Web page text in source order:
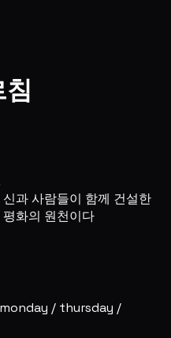
침
과 사람들이 함께 건설한
화의 원천이다
/ thursday /